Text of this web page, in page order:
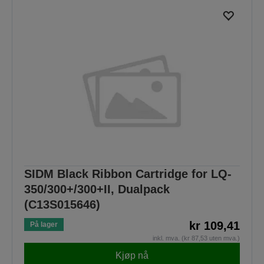
SIDM Black Ribbon Cartridge for LQ-
350/300+/300+II, Dualpack
(C13S015646)
På lager kr 109,41
inkl. mva. (kr 87,53 uten mva.)
Kjøp nå